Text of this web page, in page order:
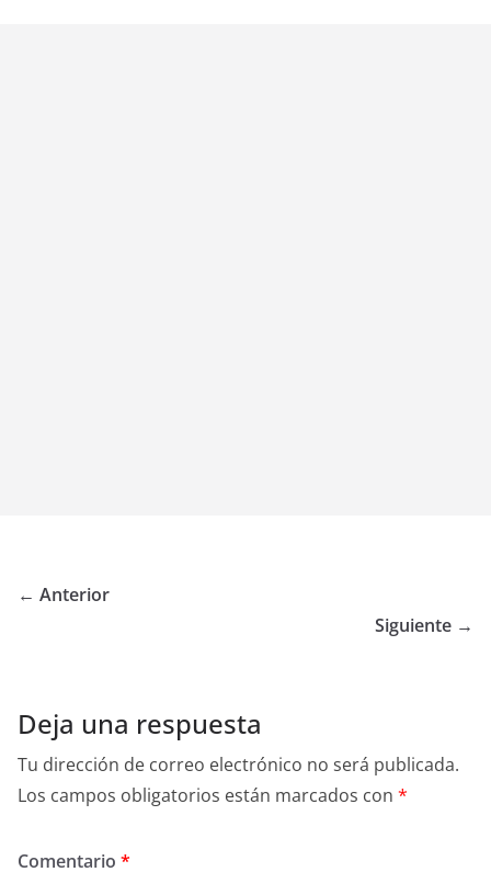
← Anterior
Siguiente →
Deja una respuesta
Tu dirección de correo electrónico no será publicada.
Los campos obligatorios están marcados con *
Comentario *